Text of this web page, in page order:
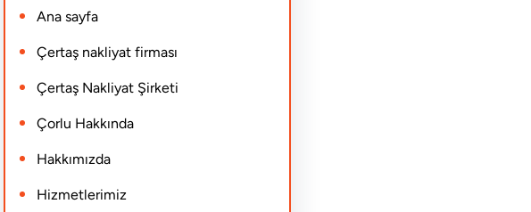
c
h
Ana sayfa
Çertaş nakliyat firması
Çertaş Nakliyat Şirketi
Çorlu Hakkında
Hakkımızda
Hizmetlerimiz